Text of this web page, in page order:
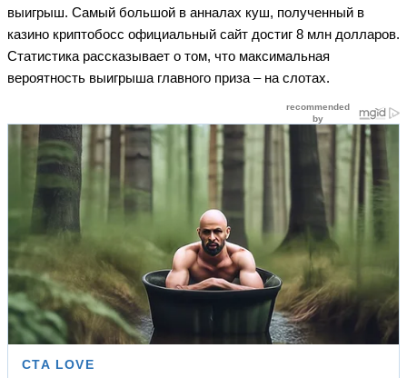
выигрыш. Самый большой в анналах куш, полученный в
казино криптобосс официальный сайт достиг 8 млн долларов.
Статистика рассказывает о том, что максимальная
вероятность выигрыша главного приза – на слотах.